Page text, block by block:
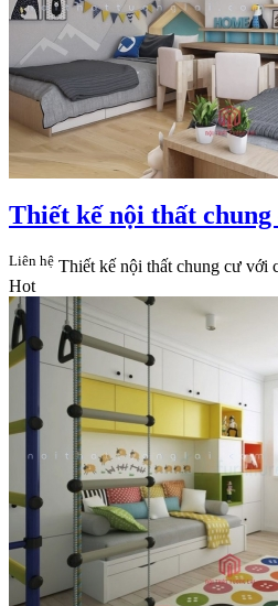
Thiết kế nội thất
Liên hệ Thiết kế nội thất chung cư với
Hot